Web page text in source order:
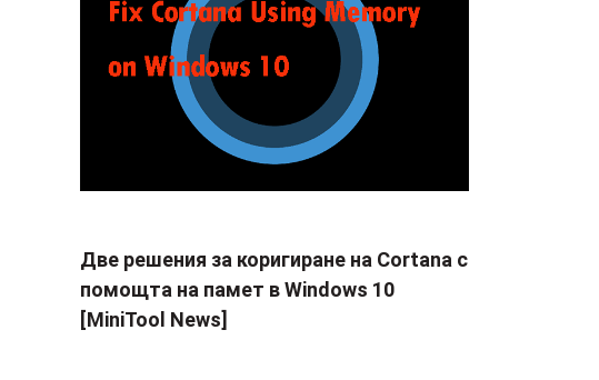
Две решения за коригиране на Cortana с
помощта на памет в Windows 10
[MiniTool News]